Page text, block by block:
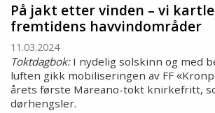
På jakt etter vinden – vi
fremtidens havvindområder
11.03.2024
Toktdagbok:I nydelig solskinn og med
luften gikk mobiliseringen av FF «
årets første Mareano-tokt knirkefritt,
dørhengsler.